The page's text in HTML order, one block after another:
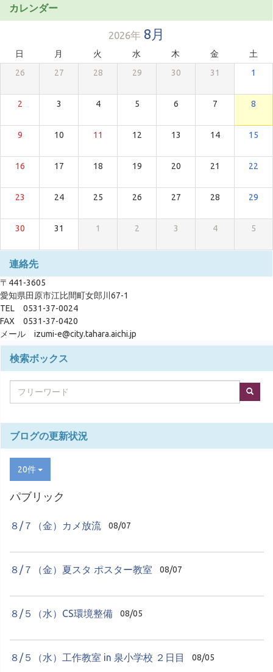
カレンダー
2026年 8月
日 月 火 水 木 金
土
26
27 28 29 30 31 1
2 3 4 5 6 7 8
9 10 11 12 13 14 15
16 17 18 19 20 21 22
23 24 25 26 27 28 29
30 31 1 2 3 4 5
連絡先
〒441-3605
愛知県田原市江比間町女郎川67-1
TEL 0531-37-0024
FAX 0531-37-0420
メール izumi-e@city.tahara.aichi.jp
検索ボックス
ブログの更新状況
20件
パブリック
８/７（金）カメ放流 08/07
８/７（金）夏スタ ポスター教室 08/07
８/５（水）CS環境整備 08/05
８/５（水）工作教室 in 泉小学校 ２日目 08/05